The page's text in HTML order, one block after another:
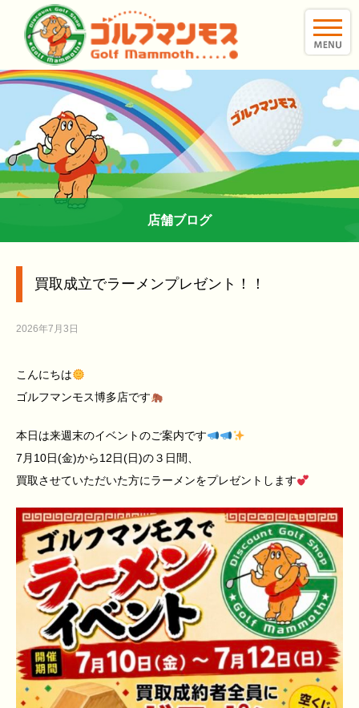
店舗ブログ
買取成立でラーメンプレゼント！！
2026年7月3日
こんにちは
ゴルフマンモス博多店です
本日は来週末のイベントのご案内です
7月10日(金)から12日(日)の３日間、
買取させていただいた方にラーメンをプレゼントします